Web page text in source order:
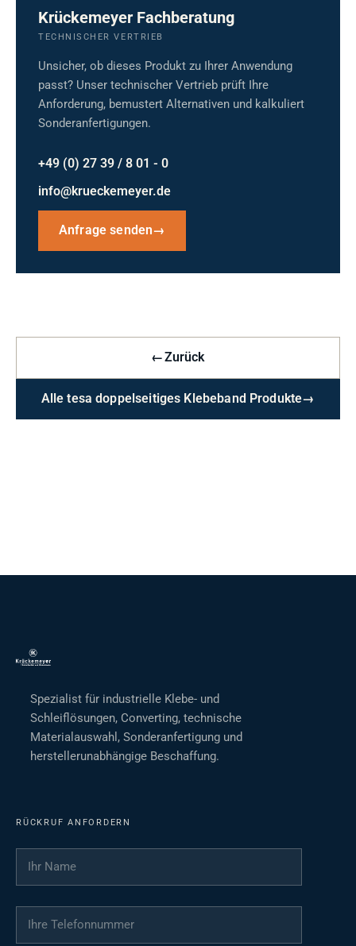
Krückemeyer Fachberatung
TECHNISCHER VERTRIEB
Unsicher, ob dieses Produkt zu Ihrer Anwendung
passt? Unser technischer Vertrieb prüft Ihre
Anforderung, bemustert Alternativen und kalkuliert
Sonderanfertigungen.
+49 (0) 27 39 / 8 01 - 0
info@krueckemeyer.de
Anfrage senden→
←Zurück
Alle tesa doppelseitiges Klebeband Produkte→
Spezialist für industrielle Klebe- und
Schleiflösungen, Converting, technische
Materialauswahl, Sonderanfertigung und
herstellerunabhängige Beschaffung.
RÜCKRUF ANFORDERN
Ihr Name
Ihre Telefonnummer